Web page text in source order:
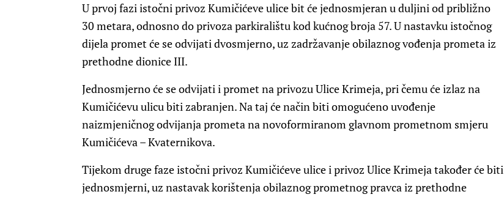
U prvoj fazi istočni privoz Kumičićeve ulice bit će jednosmjeran u duljini od približno
30 metara, odnosno do privoza parkiralištu kod kućnog broja 57. U nastavku istočnog
dijela promet će se odvijati dvosmjerno, uz zadržavanje obilaznog vođenja prometa iz
prethodne dionice III.
Jednosmjerno će se odvijati i promet na privozu Ulice Krimeja, pri čemu će izlaz na
Kumičićevu ulicu biti zabranjen. Na taj će način biti omogućeno uvođenje
naizmjeničnog odvijanja prometa na novoformiranom glavnom prometnom smjeru
Kumičićeva – Kvaternikova.
Tijekom druge faze istočni privoz Kumičićeve ulice i privoz Ulice Krimeja također će biti
jednosmjerni, uz nastavak korištenja obilaznog prometnog pravca iz prethodne